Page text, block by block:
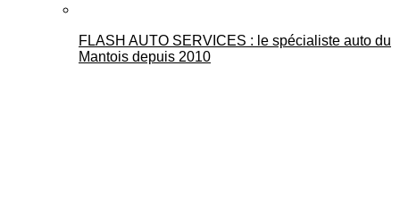
FLASH AUTO SERVICES : le spécialiste auto du
Mantois depuis 2010